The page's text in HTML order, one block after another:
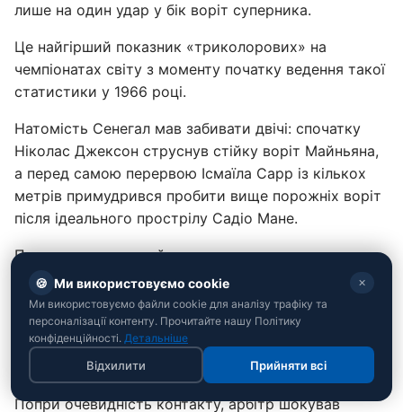
лише на один удар у бік воріт суперника.
Це найгірший показник «триколорових» на
чемпіонатах світу з моменту початку ведення такої
статистики у 1966 році.
Натомість Сенегал мав забивати двічі: спочатку
Ніколас Джексон струснув стійку воріт Майньяна,
а перед самою перервою Ісмаїла Сарр із кількох
метрів примудрився пробити вище порожніх воріт
після ідеального прострілу Садіо Мане.
Початок другого тайму ознаменувався гучним
суддівським скандалом. Садіо Мане жорстко збив
Мбаппе у власному штрафному майданчику.
Головний рефері Аліреза Фагані спочатку
призначив кутовий, але після сигналу
відеопомічника відправився дивитися монітор VAR.
Попри очевидність контакту, арбітр шокував
🍪 Ми використовуємо cookie ✕
Ми використовуємо файли cookie для аналізу трафіку та
персоналізації контенту. Прочитайте нашу Політику
конфіденційності. Детальніше
Відхилити Прийняти всі